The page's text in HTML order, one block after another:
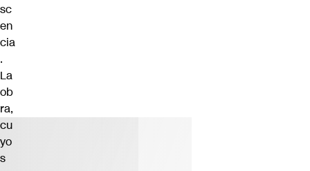
sc
en
cia
.
La
ob
ra,
cu
yo
s